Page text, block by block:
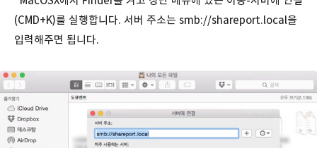
(CMD+K)를 실행합니다. 서버 주소는 smb://shareport.local을
입력해주면 됩니다.